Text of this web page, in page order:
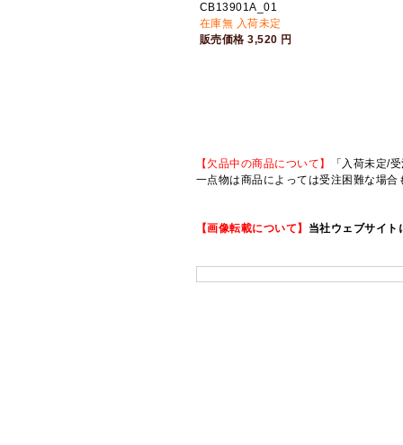
CB13901A_01
在庫無 入荷未定
販売価格3,520 円
【欠品中の商品について】
「入荷未定/
一点物は商品によっては受注困難な場
【画像転載について】 当社ウェブサイト